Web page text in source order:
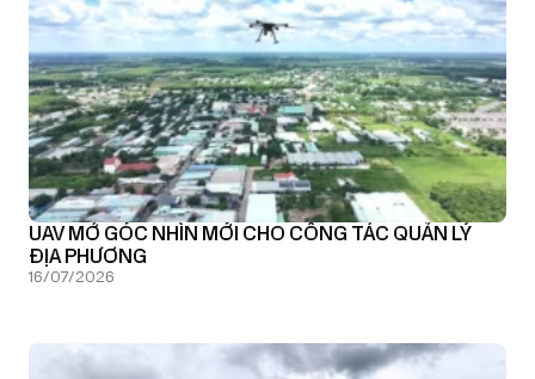
UAV MỞ GÓC NHÌN MỚI CHO CÔNG TÁC QUẢN LÝ
ĐỊA PHƯƠNG
16/07/2026